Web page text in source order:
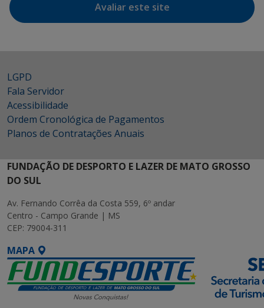
Avaliar este site
LGPD
Fala Servidor
Acessibilidade
Ordem Cronológica de Pagamentos
Planos de Contratações Anuais
FUNDAÇÃO DE DESPORTO E LAZER DE MATO GROSSO
DO SUL
Av. Fernando Corrêa da Costa 559, 6º andar
Centro - Campo Grande | MS
CEP: 79004-311
MAPA